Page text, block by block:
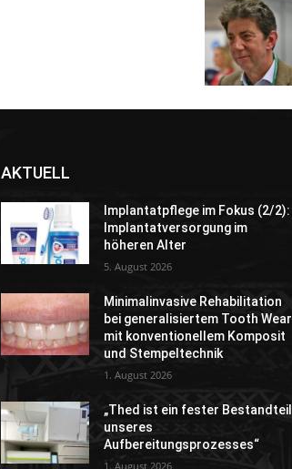
AKTUELL
Implantatpflege im Fokus (2/2):
Implantatversorgung im
höheren Alter
5. August 2026
Minimalinvasive Rehabilitation
bei generalisiertem Tooth Wear
mit konventionellem Komposit
und Stempeltechnik
1. August 2026
„Thed ist ein fester Bestandteil
unseres
Aufbereitungsprozesses“
1. August 2026